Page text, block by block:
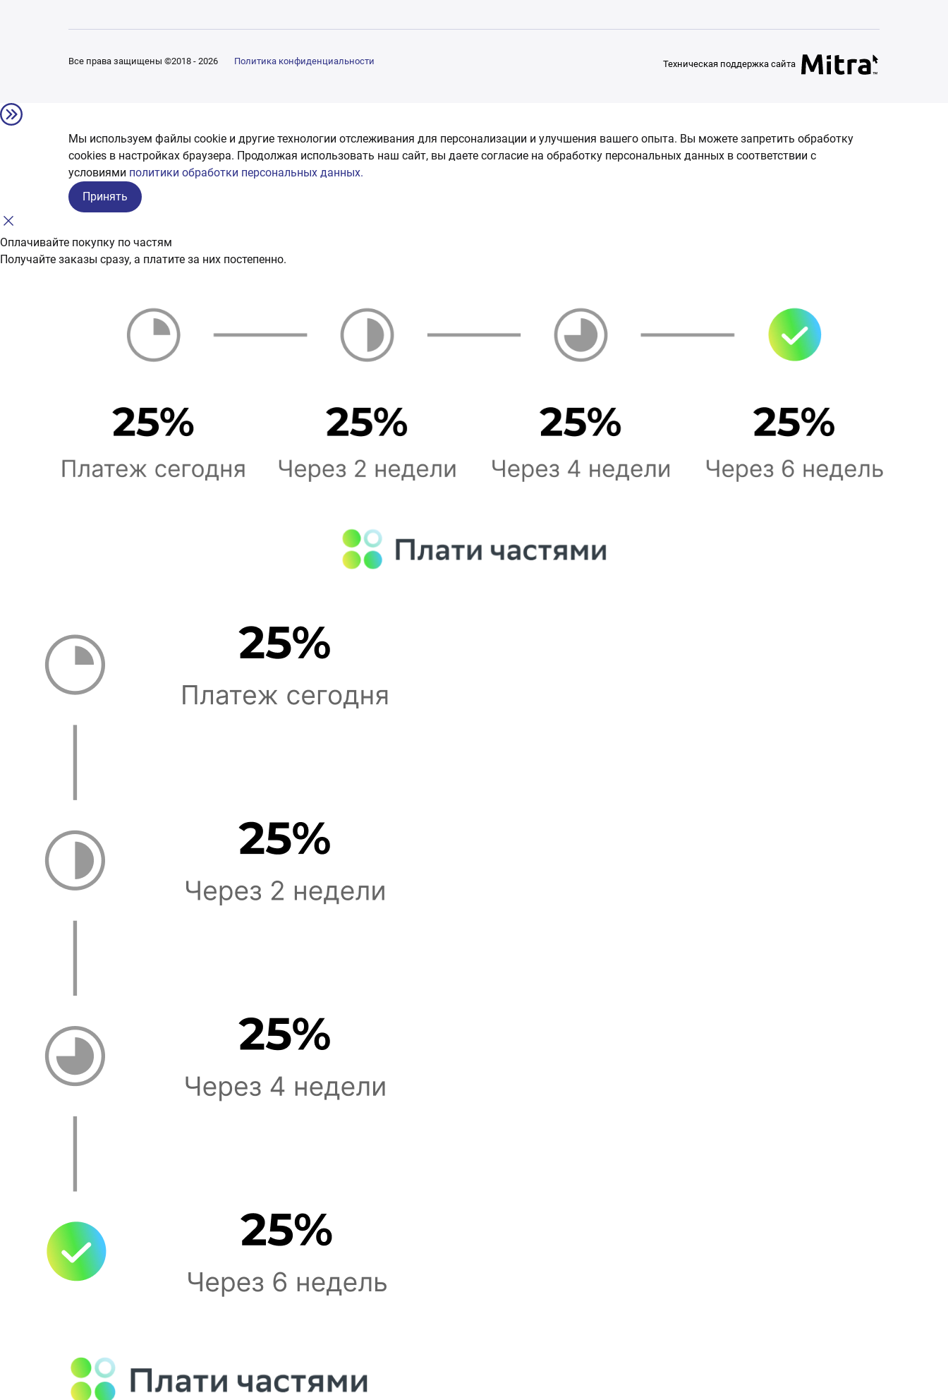
Все права защищены ©2018 - 2026 Политика конфиденциальности Техническая поддержка сайта
Мы используем файлы cookie и другие технологии отслеживания для персонализации и улучшения вашего опыта. Вы можете запретить обработку
сookies в настройках браузера. Продолжая использовать наш сайт, вы даете согласие на обработку персональных данных в соответствии с
условиями политики обработки персональных данных.
Принять
Оплачивайте покупку по частям
Получайте заказы сразу, а платите за них постепенно.